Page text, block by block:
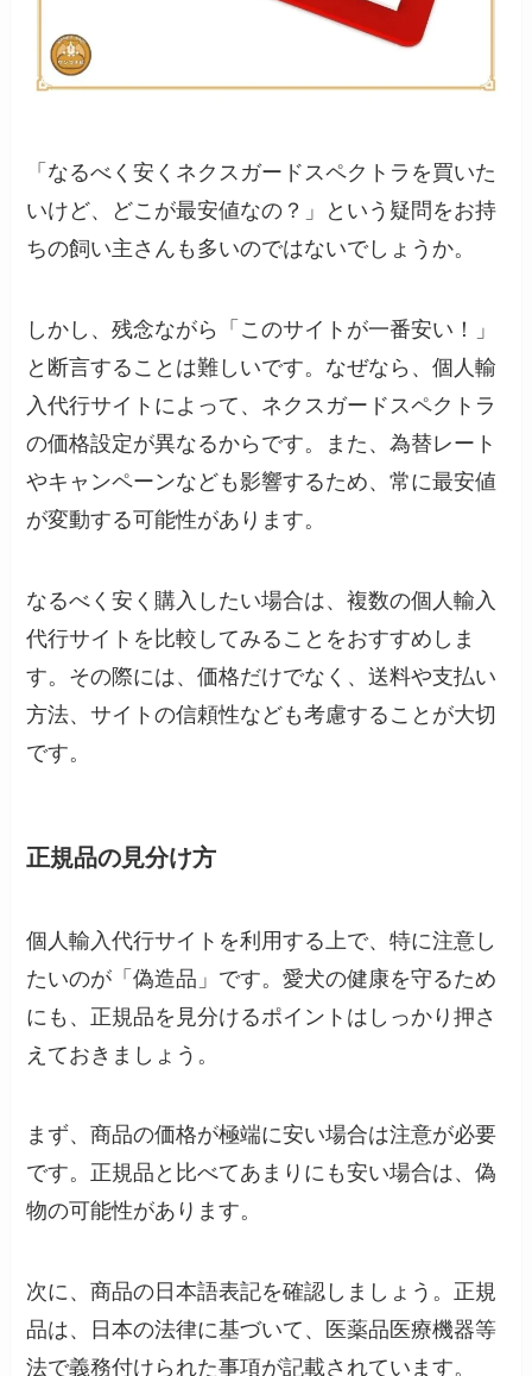
「なるべく安くネクスガードスペクトラを買いた
いけど、どこが最安値なの？」という疑問をお持
ちの飼い主さんも多いのではないでしょうか。
しかし、残念ながら「このサイトが一番安い！」
と断言することは難しいです。なぜなら、個人輸
入代行サイトによって、ネクスガードスペクトラ
の価格設定が異なるからです。また、為替レート
やキャンペーンなども影響するため、常に最安値
が変動する可能性があります。
なるべく安く購入したい場合は、複数の個人輸入
代行サイトを比較してみることをおすすめしま
す。その際には、価格だけでなく、送料や支払い
方法、サイトの信頼性なども考慮することが大切
です。
正規品の見分け方
個人輸入代行サイトを利用する上で、特に注意し
たいのが「偽造品」です。愛犬の健康を守るため
にも、正規品を見分けるポイントはしっかり押さ
えておきましょう。
まず、商品の価格が極端に安い場合は注意が必要
です。正規品と比べてあまりにも安い場合は、偽
物の可能性があります。
次に、商品の日本語表記を確認しましょう。正規
品は、日本の法律に基づいて、医薬品医療機器等
法で義務付けられた事項が記載されています。